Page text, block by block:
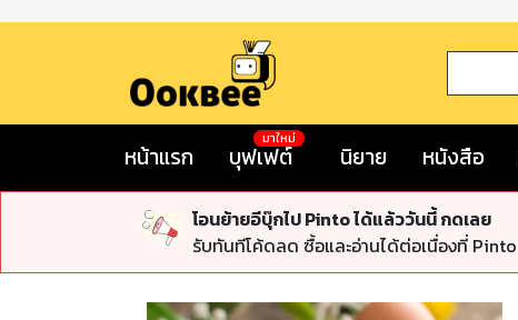
หน้าแรก บุฟเฟต์
มาใหม่
นิยาย หนังสือ
โอนย้ายอีบุ๊กไป Pinto ได้แล้ววันนี้ กดเลย
รับทันทีโค้ดลด ซื้อและอ่านได้ต่อเนื่องที่ Pinto